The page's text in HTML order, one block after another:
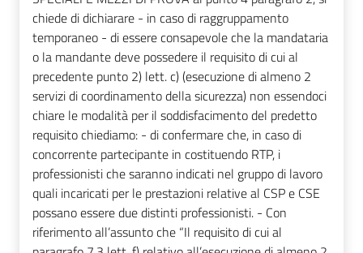
chiede di dichiarare - in caso di raggruppamento
temporaneo - di essere consapevole che la mandataria
o la mandante deve possedere il requisito di cui al
precedente punto 2) lett. c) (esecuzione di almeno 2
servizi di coordinamento della sicurezza) non essendoci
chiare le modalità per il soddisfacimento del predetto
requisito chiediamo: - di confermare che, in caso di
concorrente partecipante in costituendo RTP, i
professionisti che saranno indicati nel gruppo di lavoro
quali incaricati per le prestazioni relative al CSP e CSE
possano essere due distinti professionisti. - Con
riferimento all’assunto che “Il requisito di cui al